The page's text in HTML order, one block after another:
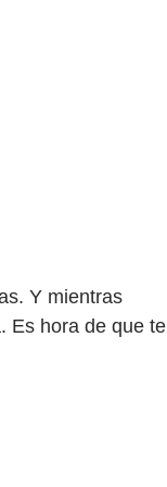
Y mientras
Es hora de que te